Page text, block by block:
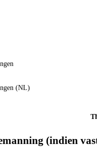
(NL)
(indien